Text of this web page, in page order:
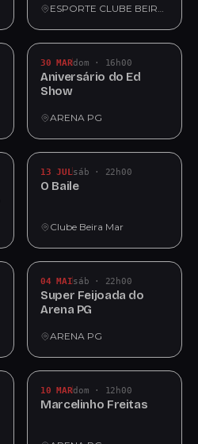
ESPORTE CLUBE BEIRA MAR
30 MARdom · 16h00
Aniversário do Ed
Show
ARENA PG
13 JULsáb · 22h00
O Baile
Clube Beira Mar
04 MAIsáb · 22h00
Super Feijoada do
Arena PG
ARENA PG
10 MARdom · 12h00
Marcelinho Freitas